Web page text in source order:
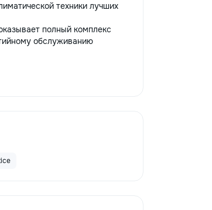
техники лучших
полный комплекс
обслуживанию